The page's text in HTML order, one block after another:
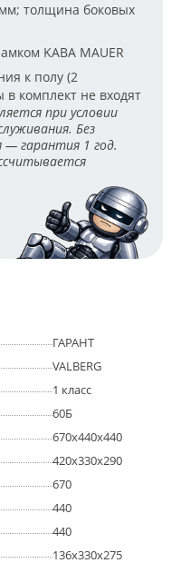
толщина боковых
KABA MAUER
к полу (2
в комплект не входят
при условии
Без
— гарантия 1 год.
ГАРАНТ
VALBERG
1 класс
60Б
670х440х440
420x330x290
670
440
440
136х330х275